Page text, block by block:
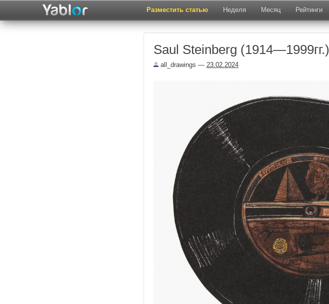
Разместить статью Неделя Месяц Рейтинги
Saul Steinberg (1914—1999гг.)
all_drawings — 23.02.2024